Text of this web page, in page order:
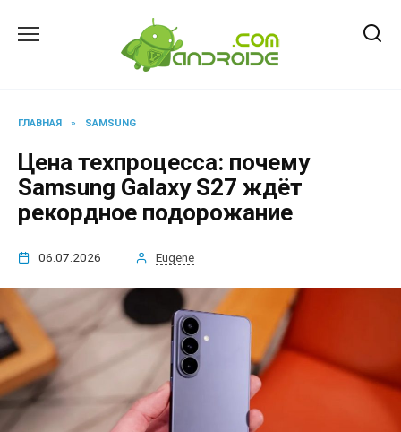
ГЛАВНАЯ » SAMSUNG
Цена техпроцесса: почему
Samsung Galaxy S27 ждёт
рекордное подорожание
06.07.2026 Eugene